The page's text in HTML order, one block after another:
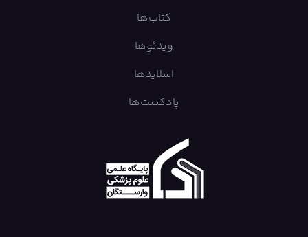
کتاب‌ها
ویدئوها
اسلایدها
پادکست‌ها